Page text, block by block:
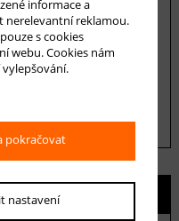
hnědá, šedá
aby se zabránilo jejich
18 měsíců je možné
ceny
informace a
nerelevantní reklamou.
s cookies
webu. Cookies nám
pokračovat
nastavení